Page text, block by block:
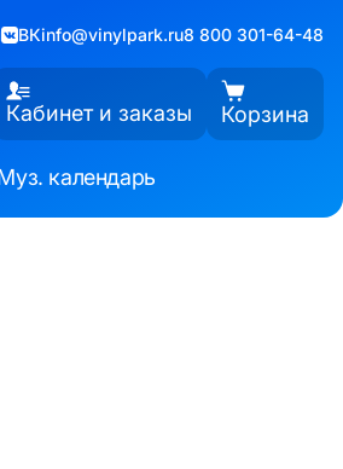
ВКinfo@vinylpark.ru8 800 301-64-48
Кабинет и заказы Корзина
календарь